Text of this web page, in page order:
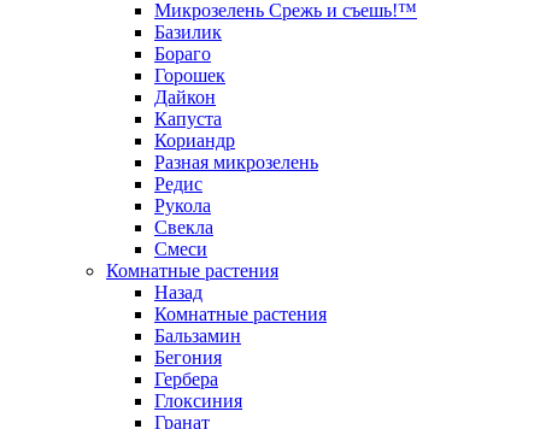
Микрозелень Срежь и съешь!™
Базилик
Бораго
Горошек
Дайкон
Капуста
Кориандр
Разная микрозелень
Редис
Рукола
Свекла
Смеси
Комнатные растения
Назад
Комнатные растения
Бальзамин
Бегония
Гербера
Глоксиния
Гранат